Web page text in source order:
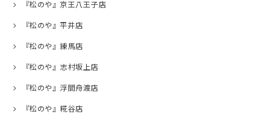
『松のや』京王八王子店
『松のや』平井店
『松のや』練馬店
『松のや』志村坂上店
『松のや』浮間舟渡店
『松のや』糀谷店